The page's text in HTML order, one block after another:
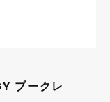
ブークレ